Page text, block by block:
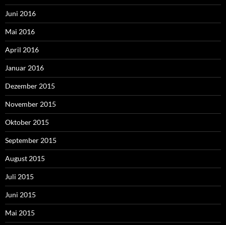
Juni 2016
Mai 2016
April 2016
Januar 2016
Dezember 2015
November 2015
Oktober 2015
September 2015
August 2015
Juli 2015
Juni 2015
Mai 2015